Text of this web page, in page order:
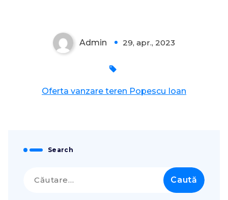
Admin 29, apr., 2023
Oferta vanzare teren Popescu Ioan
Search
după: